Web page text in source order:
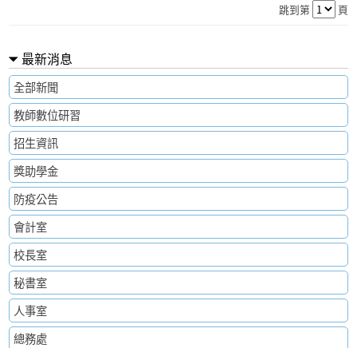
跳到第 頁
最新消息
全部新聞
教師數位研習
招生資訊
獎助學金
防疫公告
會計室
校長室
秘書室
人事室
總務處